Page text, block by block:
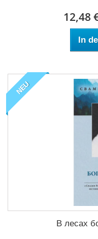
12,48
In
NEU
В лесах